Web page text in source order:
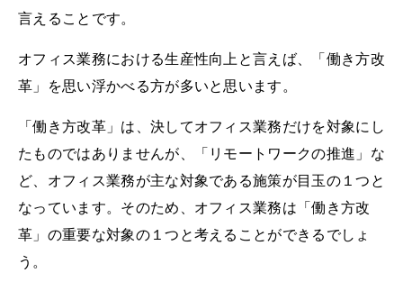
言えることです。
オフィス業務における生産性向上と言えば、「働き方改
革」を思い浮かべる方が多いと思います。
「働き方改革」は、決してオフィス業務だけを対象にし
たものではありませんが、「リモートワークの推進」な
ど、オフィス業務が主な対象である施策が目玉の１つと
なっています。そのため、オフィス業務は「働き方改
革」の重要な対象の１つと考えることができるでしょ
う。